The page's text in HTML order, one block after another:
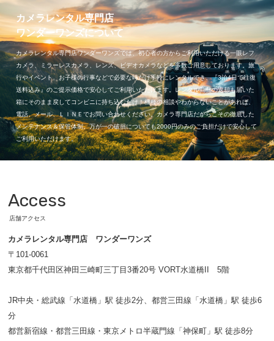
カメラレンタル専門店
ワンダーワンズについて
カメラレンタル専門店ワンダーワンズでは、初心者の方からご利用いただける一眼レフ
カメラ、ミラーレスカメラ、レンズ、ビデオカメラなどを多数ご用意しております。旅
行やイベント、お子様の行事などで必要な時だけ手軽にレンタルでき、『3泊4日で往復
送料込み』のご提示価格で安心してご利用いただけます。レンタル商品の返却も届いた
箱にそのまま戻してコンビニに持ち込むだけ！機種の相談やわからないことがあれば、
電話、メール、ＬＩＮＥでお問い合わせください。カメラ専門店だからこその徹底した
メンテナンス＆保管体制。万が一の破損についても2000円のみのご負担だけで安心して
ご利用いただけます。
Access
店舗アクセス
カメラレンタル専門店 ワンダーワンズ
〒101-0061
東京都千代田区神田三崎町三丁目3番20号 VORT水道橋II 5階
JR中央・総武線「水道橋」駅 徒歩2分、都営三田線「水道橋」駅 徒歩6
分
都営新宿線・都営三田線・東京メトロ半蔵門線「神保町」駅 徒歩8分